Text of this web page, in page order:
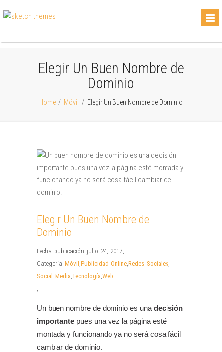
Elegir Un Buen Nombre de
Dominio
Home / Móvil / Elegir Un Buen Nombre de Dominio
Elegir Un Buen Nombre de
Dominio
Fecha publicación julio 24, 2017,
Categoría Móvil ,Publicidad Online,Redes Sociales,
Social Media,Tecnología,Web
,
Un buen nombre de dominio es una decisión
importante pues una vez la página esté
montada y funcionando ya no será cosa fácil
cambiar de dominio.